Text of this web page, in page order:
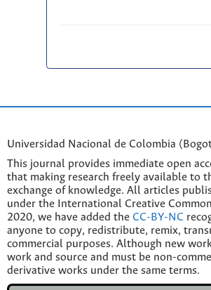
Universidad Nacional de Colombia
This journal provides immediate open
that making research freely available to
exchange of knowledge. All articles
under the International Creative
2020, we have added the CC-BY-NC
anyone to copy, redistribute, remix,
commercial purposes. Although new
work and source and must be non-
derivative works under the same terms.